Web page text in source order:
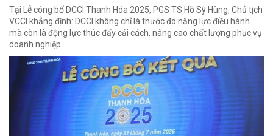
Tại Lễ công bố DCCI Thanh Hóa 2025, PGS TS Hồ Sỹ Hùng, Chủ tịch
VCCI khẳng định: DCCI không chỉ là thước đo năng lực điều hành
mà còn là động lực thúc đẩy cải cách, nâng cao chất lượng phục vụ
doanh nghiệp.